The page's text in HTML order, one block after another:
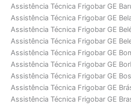
Assistência Técnica Frigobar GE
Assistência Técnica Frigobar GE
Assistência Técnica Frigobar GE
Assistência Técnica Frigobar GE
Assistência Técnica Frigobar GE
Assistência Técnica Frigobar GE
Assistência Técnica Frigobar GE
Assistência Técnica Frigobar GE
Assistência Técnica Frigobar GE